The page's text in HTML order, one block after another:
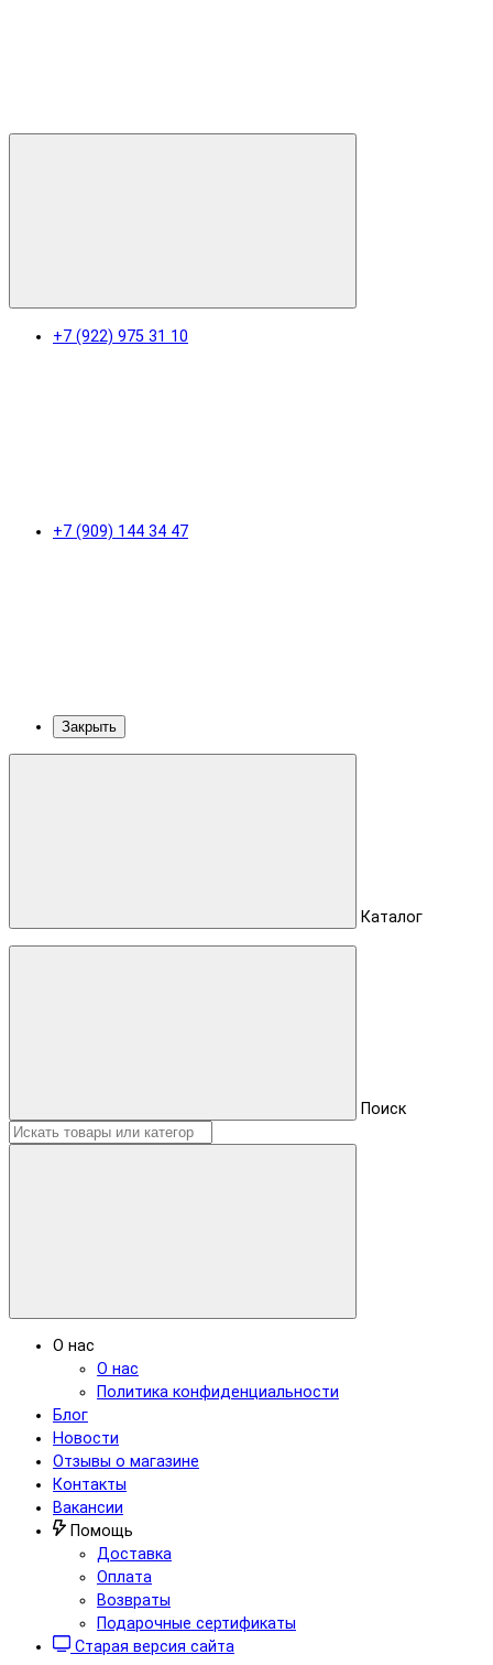
+7 (922) 975 31 10
+7 (909) 144 34 47
Закрыть
Каталог
Поиск
О нас
О нас
Политика конфиденциальности
Блог
Новости
Отзывы о магазине
Контакты
Вакансии
Помощь
Доставка
Оплата
Возвраты
Подарочные сертификаты
Старая версия сайта